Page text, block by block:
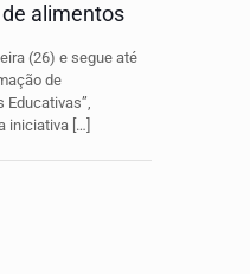
alimentos
(26) e segue até
de
Educativas”,
iniciativa […]